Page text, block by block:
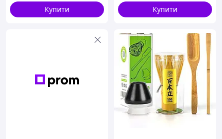
Купити
Купити